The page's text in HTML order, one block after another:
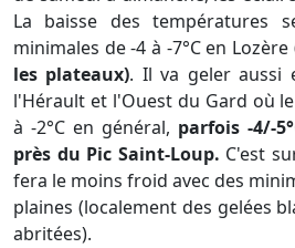
La baisse des températures
minimales de -4 à -7°C en Lozère
les plateaux). Il va geler aussi
l'Hérault et l'Ouest du Gard où
à -2°C en général, parfois -4/-
près du Pic Saint-Loup. C'est
fera le moins froid avec des
plaines (localement des gelées
abritées).